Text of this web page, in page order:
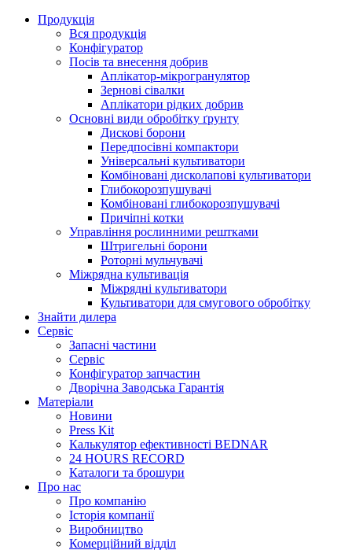
Продукція
Вся продукція
Конфігуратор
Посів та внесення добрив
Аплікатор-мікрогранулятор
Зернові сівалки
Аплікатори рідких добрив
Oсновні види обробітку ґрунту
Дискові борони
Передпосівні компактори
Універсальні культиватори
Комбіновані дисколапові культиватори
Глибокорозпушувачі
Комбіновані глибокорозпушувачі
Причіпні котки
Управління рослинними рештками
Штригельні борони
Pоторні мульчувачі
Міжрядна культивація
Міжрядні культиватори
Культиватори для смугового обробітку
Знайти дилера
Сервіс
Запасні частини
Сервіс
Конфігуратор запчастин
Дворічна Заводська Гарантія
Матеріали
Новини
Press Kit
Калькулятор ефективності BEDNAR
24 HOURS RECORD
Каталоги та брошури
Про нас
Про компанію
Історія компанії
Виробництво
Комерційний відділ